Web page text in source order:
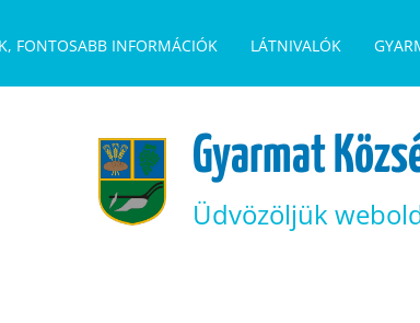
FONTOSABB INFORMÁCIÓK LÁTNIVALÓK
Gyarmat
Üdvözöljük